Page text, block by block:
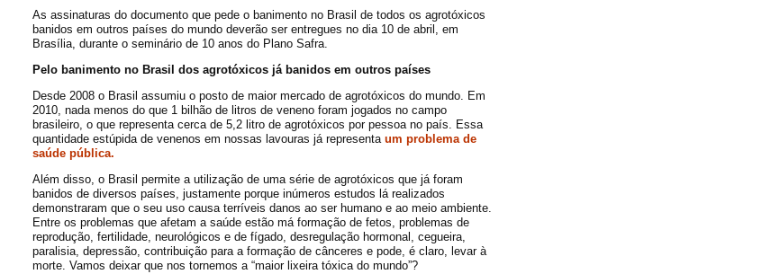
As assinaturas do documento que pede o banimento no Brasil de todos os agrotóxicos
banidos em outros países do mundo deverão ser entregues no dia 10 de abril, em
Brasília, durante o seminário de 10 anos do Plano Safra.
Pelo banimento no Brasil dos agrotóxicos já banidos em outros países
Desde 2008 o Brasil assumiu o posto de maior mercado de agrotóxicos do mundo. Em
2010, nada menos do que 1 bilhão de litros de veneno foram jogados no campo
brasileiro, o que representa cerca de 5,2 litro de agrotóxicos por pessoa no país. Essa
quantidade estúpida de venenos em nossas lavouras já representa um problema de
saúde pública.
Além disso, o Brasil permite a utilização de uma série de agrotóxicos que já foram
banidos de diversos países, justamente porque inúmeros estudos lá realizados
demonstraram que o seu uso causa terríveis danos ao ser humano e ao meio ambiente.
Entre os problemas que afetam a saúde estão má formação de fetos, problemas de
reprodução, fertilidade, neurológicos e de fígado, desregulação hormonal, cegueira,
paralisia, depressão, contribuição para a formação de cânceres e pode, é claro, levar à
morte. Vamos deixar que nos tornemos a “maior lixeira tóxica do mundo”?